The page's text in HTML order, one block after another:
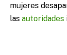
mujeres
las autoridades